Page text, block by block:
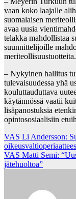
vaan koko laajalle
suomalaisen
avaa uusia
telakka mahdollistaa
suunnittelijoille
meriteollisuustuotteita.
– Nykyinen hallitus
tulevaisuudessa yhä
kouluttauduttava
käytännössä vaatii
lisäpanostuksia
opintososiaalisiin
Post
navigation
VAS Li Andersson:
VAS Matti Semi:
jätehuoltoa”